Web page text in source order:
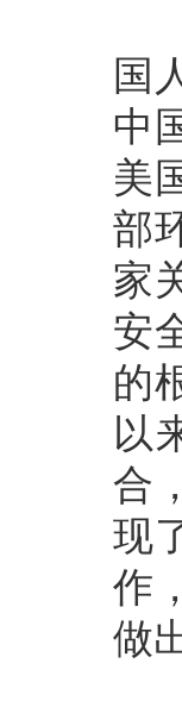
国
中
美
部
家
安
的
以
合
现
作
做